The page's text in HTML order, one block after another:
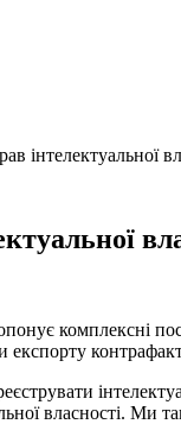
інтелектуальної
комплексні
експорту
власності. Ми